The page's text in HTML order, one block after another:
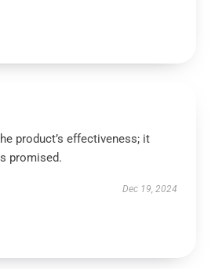
product’s effectiveness; it
promised.
Dec 19, 2024